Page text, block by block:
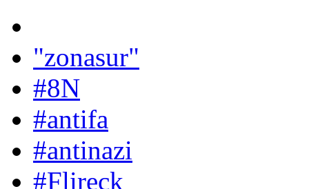
"zonasur"
#8N
#antifa
#antinazi
#Flireck